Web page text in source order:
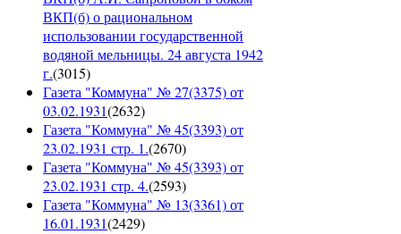
ВКП(б) о рациональном
использовании государственной
водяной мельницы. 24 августа 1942
г.(3015)
Газета "Коммуна" № 27(3375) от
03.02.1931(2632)
Газета "Коммуна" № 45(3393) от
23.02.1931 стр. 1.(2670)
Газета "Коммуна" № 45(3393) от
23.02.1931 стр. 4.(2593)
Газета "Коммуна" № 13(3361) от
16.01.1931(2429)